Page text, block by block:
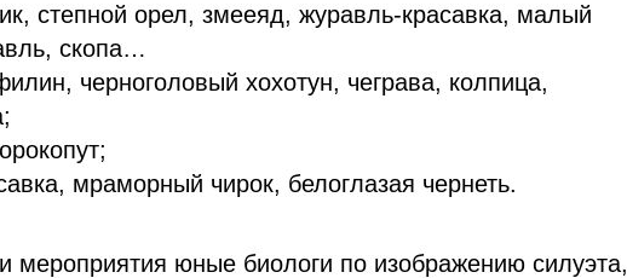
степной орел, змееяд, журавль-красавка, малый
скопа…
черноголовый хохотун, чеграва, колпица,
мраморный чирок, белоглазая чернеть.
мероприятия юные биологи по изображению силуэта,